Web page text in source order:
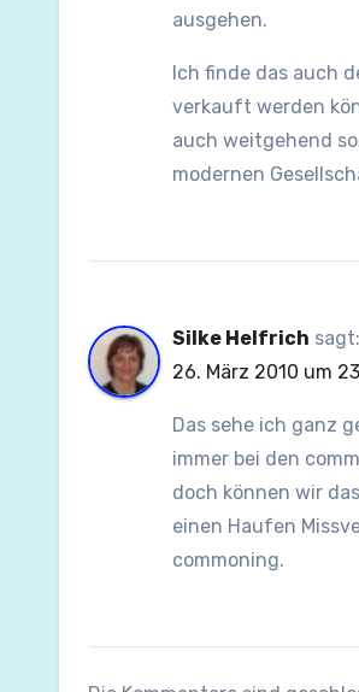
ausgehen.
Ich finde das auch
verkauft werden
auch weitgehend
modernen
Silke Helfrich sagt:
26. März 2010 um
Das sehe ich ganz
immer bei den
doch können wir
einen Haufen
commoning.